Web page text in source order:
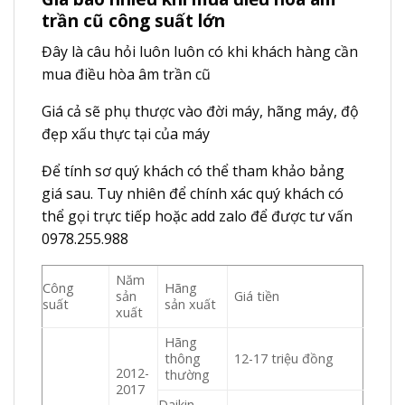
trần cũ công suất lớn
Đây là câu hỏi luôn luôn có khi khách hàng cần
mua điều hòa âm trần cũ
Giá cả sẽ phụ thược vào đời máy, hãng máy, độ
đẹp xấu thực tại của máy
Để tính sơ quý khách có thể tham khảo bảng
giá sau. Tuy nhiên để chính xác quý khách có
thể gọi trực tiếp hoặc add zalo để được tư vấn
0978.255.988
Công
suất
Năm
sản
xuất
Hãng
sản xuất
Giá tiền
2012-
2017
Hãng
thông
thường
12-17 triệu đồng